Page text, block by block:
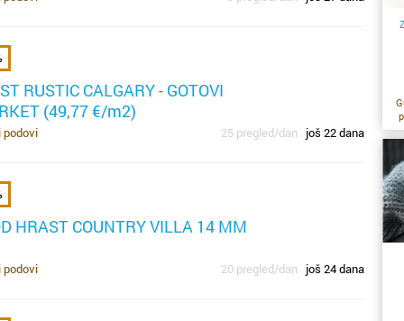
RUSTIC CALGARY - GOTOVI
(49,77 €/m2)
25 pregled/dan još 22 dana
podovi
HRAST COUNTRY VILLA 14 MM
20 pregled/dan još 24 dana
podovi